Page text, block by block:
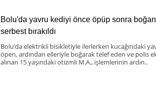
Bolu'da yavru kediyi önce öpüp sonra
serbest bırakıldı
Bolu’da elektrikli bisikletiyle ilerlerken kucağındaki
öpen, ardından elleriyle boğarak telef eden ve polis
alınan 15 yaşındaki otizmli M.A., işlemlerinin ardın..